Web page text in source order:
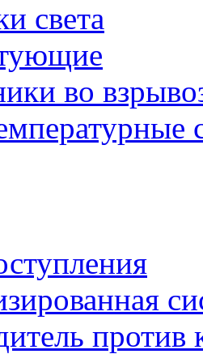
света
во
против